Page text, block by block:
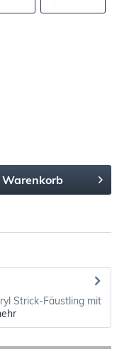
Warenkorb
Strick-Fäustling mit